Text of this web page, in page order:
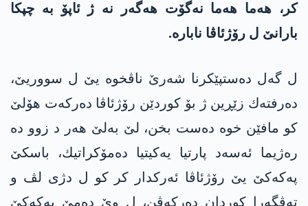
كر، هه‌ما هه‌ما نه‌گۆت هه‌گه‌ر نه‌ ژ ئاپۆ به‌ چپكا
بارانێ ل رۆژئاڤا ناباره‌.
ل گه‌ل ده‌ستپێكرنا شه‌رێ ناڤخوه‌ یێ ل سووریێ،
ده‌رفته‌ك زێڕین ژ بۆ كوردێن رۆژئاڤا ده‌ركه‌ت هۆلێ
كو مافێن خوه‌ ده‌ست بخن، لێ به‌لێ هه‌ر د زوو ده‌
ره‌ژیما ئه‌سه‌د پارتیا یه‌كیتیا ده‌مۆكراتیك، باسكێ
په‌كه‌كێ یێ رۆژئاڤا ئه‌ركدار كر كو ل دژی لڤ و
ته‌ڤگه‌را كوردان ده‌ركه‌ڤن، ل وێ ده‌مێ په‌كه‌كێ